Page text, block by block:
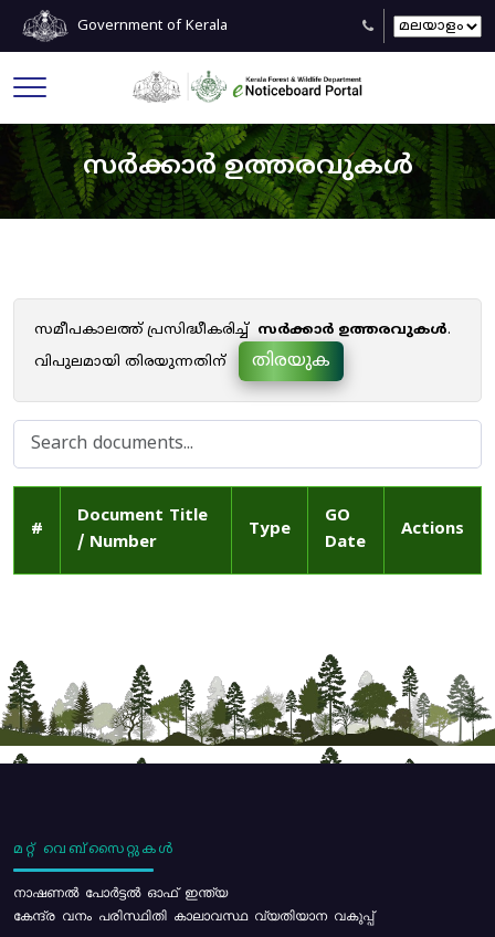
Government of Kerala
സർക്കാർ ഉത്തരവുകൾ
സമീപകാലത്ത് പ്രസിദ്ധീകരിച്ച് സർക്കാർ ഉത്തരവുകൾ.
വിപുലമായി തിരയുന്നതിന്
തിരയുക
#
Document Title
/ Number
Type
GO
Date
Actions
മറ്റ് വെബ്സൈറ്റുകൾ
നാഷണൽ പോർട്ടൽ ഓഫ് ഇന്ത്യ
കേന്ദ്ര വനം പരിസ്ഥിതി കാലാവസ്ഥ വ്യതിയാന വകുപ്പ്